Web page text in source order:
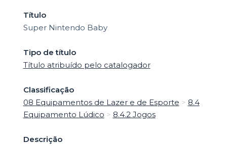
Título
Super Nintendo Baby
Tipo de título
Título atribuído pelo catalogador
Classificação
08 Equipamentos de Lazer e de Esporte > 8.4
Equipamento Lúdico > 8.4.2 Jogos
Descrição